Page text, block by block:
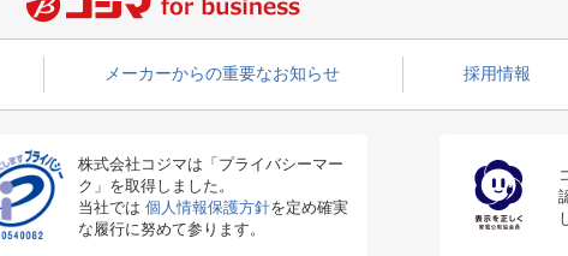
メーカーからの重要なお知らせ 採用情報
株式会社コジマは「プライバシーマー
ク」を取得しました。
当社では 個人情報保護方針を定め確実
な履行に努めて参ります。